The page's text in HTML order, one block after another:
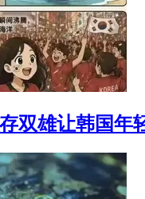
双雄让韩国年